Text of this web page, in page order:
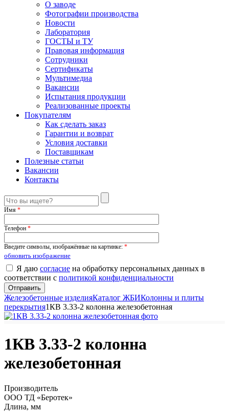
О заводе
Фотографии производства
Новости
Лаборатория
ГОСТЫ и ТУ
Правовая информация
Сотрудники
Сертификаты
Мультимедиа
Вакансии
Испытания продукции
Реализованные проекты
Покупателям
Как сделать заказ
Гарантии и возврат
Условия доставки
Поставщикам
Полезные статьи
Вакансии
Контакты
Имя *
Телефон *
Введите символы, изображённые на картинке: *
обновить изображение
Я даю согласие на обработку персональных данных в
соответствии с политикой конфиденциальности
Железобетонные изделияКаталог ЖБИКолонны и плиты
перекрытия1КВ 3.33-2 колонна железобетонная
1КВ 3.33-2 колонна
железобетонная
Производитель
ООО ТД «Беротек»
Длина, мм